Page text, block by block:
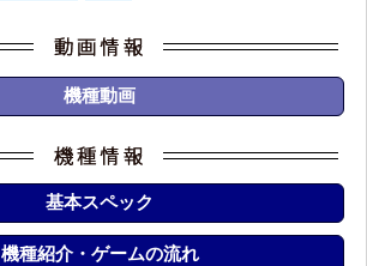
機種動画
基本スペック
機種紹介・ゲームの流れ